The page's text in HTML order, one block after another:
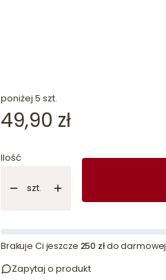
poniżej 5 szt.
Cena
49,90 zł
Ilość
szt.
Brakuje Ci jeszcze 250 złdo
Zapytaj o produkt